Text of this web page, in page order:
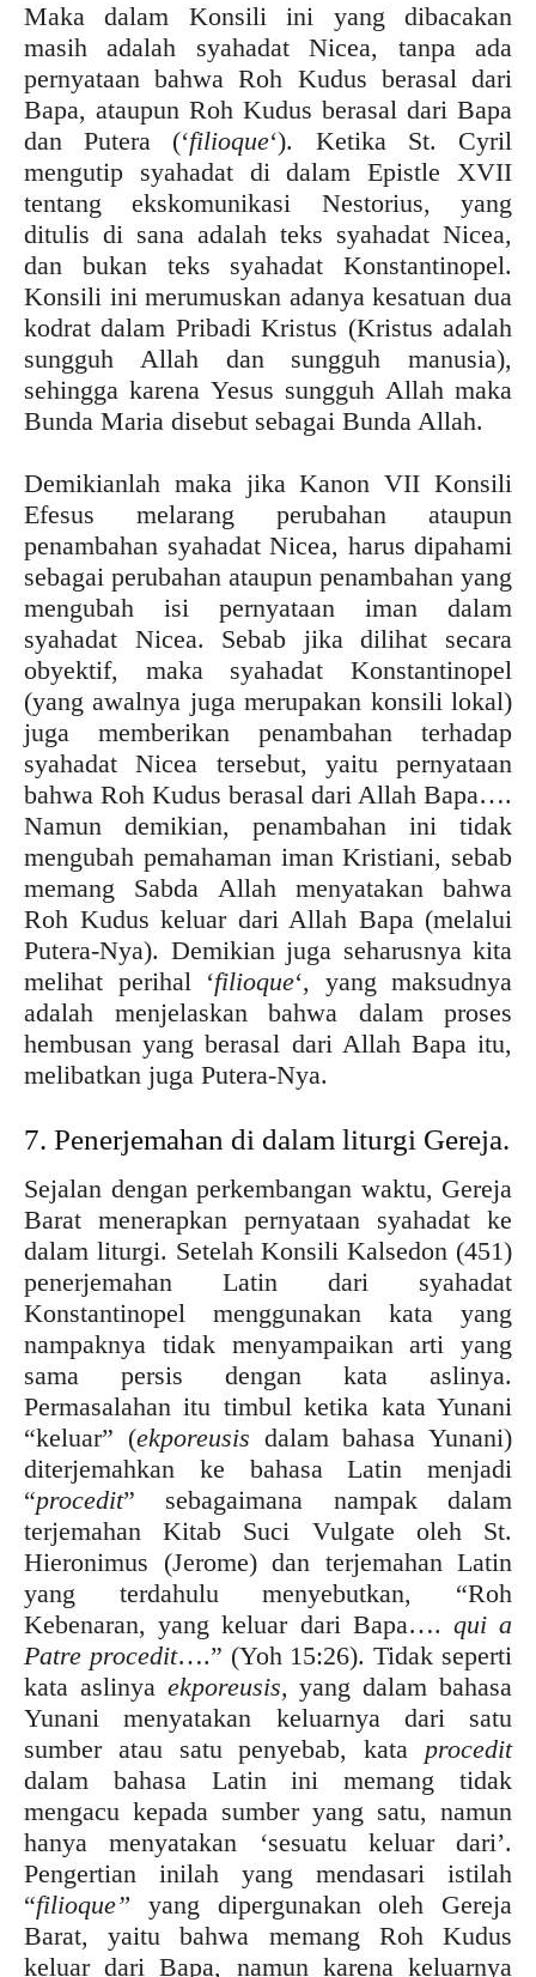
Maka dalam Konsili ini yang dibacakan
masih adalah syahadat Nicea, tanpa ada
pernyataan bahwa Roh Kudus berasal dari
Bapa, ataupun Roh Kudus berasal dari Bapa
dan Putera (‘filioque‘). Ketika St. Cyril
mengutip syahadat di dalam Epistle XVII
tentang ekskomunikasi Nestorius, yang
ditulis di sana adalah teks syahadat Nicea,
dan bukan teks syahadat Konstantinopel.
Konsili ini merumuskan adanya kesatuan dua
kodrat dalam Pribadi Kristus (Kristus adalah
sungguh Allah dan sungguh manusia),
sehingga karena Yesus sungguh Allah maka
Bunda Maria disebut sebagai Bunda Allah.
Demikianlah maka jika Kanon VII Konsili
Efesus melarang perubahan ataupun
penambahan syahadat Nicea, harus dipahami
sebagai perubahan ataupun penambahan yang
mengubah isi pernyataan iman dalam
syahadat Nicea. Sebab jika dilihat secara
obyektif, maka syahadat Konstantinopel
(yang awalnya juga merupakan konsili lokal)
juga memberikan penambahan terhadap
syahadat Nicea tersebut, yaitu pernyataan
bahwa Roh Kudus berasal dari Allah Bapa….
Namun demikian, penambahan ini tidak
mengubah pemahaman iman Kristiani, sebab
memang Sabda Allah menyatakan bahwa
Roh Kudus keluar dari Allah Bapa (melalui
Putera-Nya). Demikian juga seharusnya kita
melihat perihal ‘filioque‘, yang maksudnya
adalah menjelaskan bahwa dalam proses
hembusan yang berasal dari Allah Bapa itu,
melibatkan juga Putera-Nya.
7. Penerjemahan di dalam liturgi Gereja.
Sejalan dengan perkembangan waktu, Gereja
Barat menerapkan pernyataan syahadat ke
dalam liturgi. Setelah Konsili Kalsedon (451)
penerjemahan Latin dari syahadat
Konstantinopel menggunakan kata yang
nampaknya tidak menyampaikan arti yang
sama persis dengan kata aslinya.
Permasalahan itu timbul ketika kata Yunani
“keluar” (ekporeusis dalam bahasa Yunani)
diterjemahkan ke bahasa Latin menjadi
“procedit” sebagaimana nampak dalam
terjemahan Kitab Suci Vulgate oleh St.
Hieronimus (Jerome) dan terjemahan Latin
yang terdahulu menyebutkan, “Roh
Kebenaran, yang keluar dari Bapa…. qui a
Patre procedit….” (Yoh 15:26). Tidak seperti
kata aslinya ekporeusis,yang dalam bahasa
Yunani menyatakan keluarnya dari satu
sumber atau satu penyebab, kata procedit
dalam bahasa Latin ini memang tidak
mengacu kepada sumber yang satu, namun
hanya menyatakan ‘sesuatu keluar dari’.
Pengertian inilah yang mendasari istilah
“filioque” yang dipergunakan oleh Gereja
Barat, yaitu bahwa memang Roh Kudus
keluar dari Bapa, namun karena keluarnya